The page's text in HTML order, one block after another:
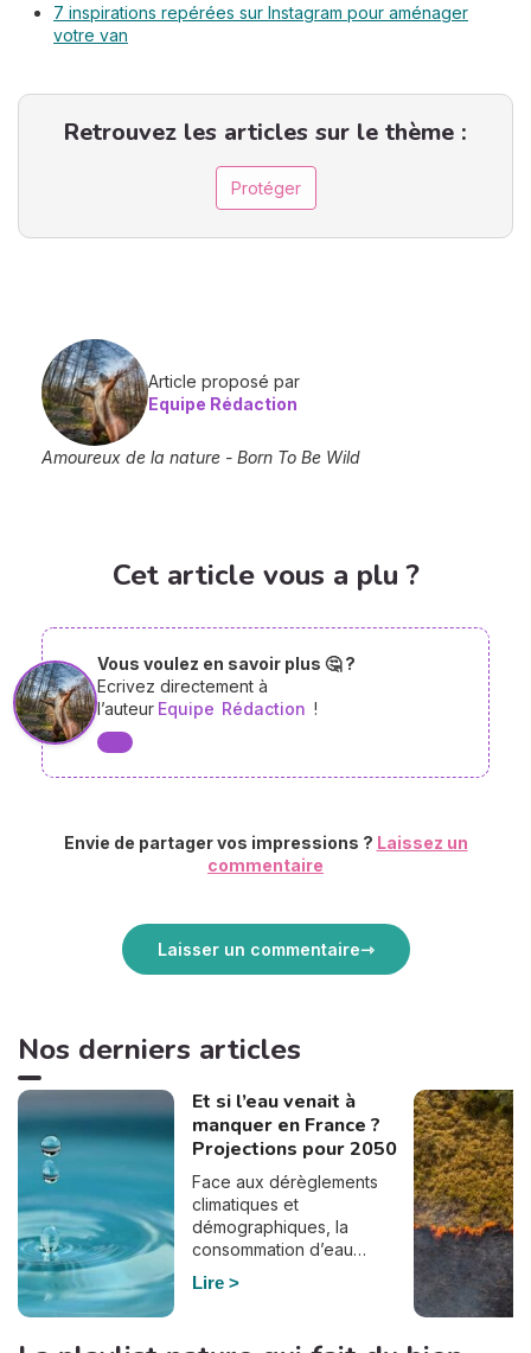
7 inspirations repérées sur Instagram pour aménager
votre van
Retrouvez les articles sur le thème :
Protéger
Article proposé par
Equipe Rédaction
Amoureux de la nature - Born To Be Wild
Cet article vous a plu ?
Vous voulez en savoir plus 🤔 ?
Ecrivez directement à
l’auteur Equipe Rédaction !
Envie de partager vos impressions ? Laissez un
commentaire
Laisser un commentaire
Nos derniers articles
Et si l’eau venait à
manquer en France ?
Projections pour 2050
Face aux dérèglements
climatiques et
démographiques, la
consommation d’eau
pourrait bien doubler en
France d’ici à 2050. En
Lire